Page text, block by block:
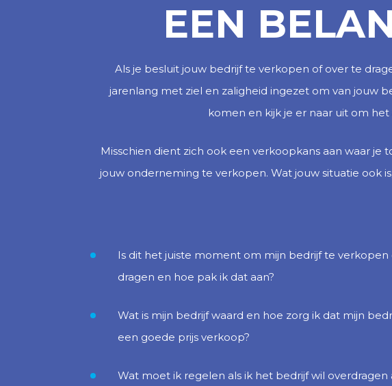
EEN
Als je besluit jouw bedrijf te verkopen of over te
jarenlang met ziel en zaligheid ingezet om van jouw
komen en kijk je er naar uit om
Misschien dient zich ook een verkoopkans aan waar
jouw onderneming te verkopen. Wat jouw situatie ook
Is dit het juiste moment om mijn bedrijf te verkopen
dragen en hoe pak ik dat aan?
Wat is mijn bedrijf waard en hoe zorg ik dat mijn
een goede prijs verkoop?
Wat moet ik regelen als ik het bedrijf wil overdragen